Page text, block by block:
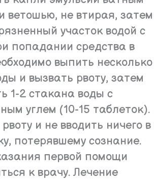
ветошью, не втирая, затем
участок водой с
попадании средства в
выпить несколько
и вызвать рвоту, затем
1-2 стакана воды с
углем (10-15 таблеток).
и не вводить ничего в
потерявшему сознание.
первой помощи
к врачу. Лечение